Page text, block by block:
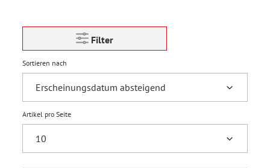
Filter
Sortieren nach
Artikel pro Seite